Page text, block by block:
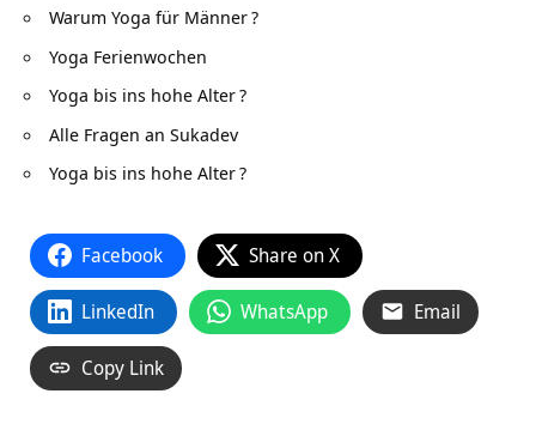
Warum Yoga für Männer?
Yoga Ferienwochen
Yoga bis ins hohe Alter?
Alle Fragen an Sukadev
Yoga bis ins hohe Alter?
Facebook Share on X
LinkedIn WhatsApp Email
Copy Link